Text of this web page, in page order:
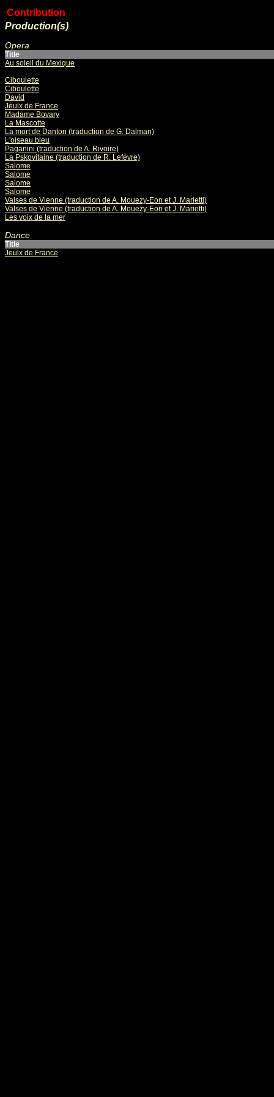
Contribution
Production(s)
Opera
Title
Au soleil du Mexique
Ciboulette
Ciboulette
David
Jeulx de France
Madame Bovary
La Mascotte
La mort de Danton (traduction de G. Dalman)
L'oiseau bleu
Paganini (traduction de A. Rivoire)
La Pskovitaine (traduction de R. Lefèvre)
Salome
Salome
Salome
Salome
Valses de Vienne (traduction de A. Mouezy-Eon et J. Marietti)
Valses de Vienne (traduction de A. Mouezy-Eon et J. Marietti)
Les voix de la mer
Dance
Title
Jeulx de France